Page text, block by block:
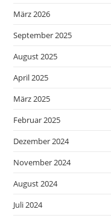
März 2026
September 2025
August 2025
April 2025
März 2025
Februar 2025
Dezember 2024
November 2024
August 2024
Juli 2024